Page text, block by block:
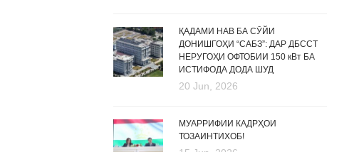
ҚАДАМИ НАВ БА СӮЙИ
ДОНИШГОҲИ “САБЗ”: ДАР ДБССТ
НЕРУГОҲИ ОФТОБИИ 150 кВт БА
ИСТИФОДА ДОДА ШУД
20 Jun, 2026
МУАРРИФИИ КАДРҲОИ
ТОЗАИНТИХОБ!